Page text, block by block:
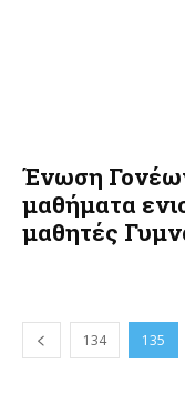
Ένωση
μαθήματα
μαθητές
134 135